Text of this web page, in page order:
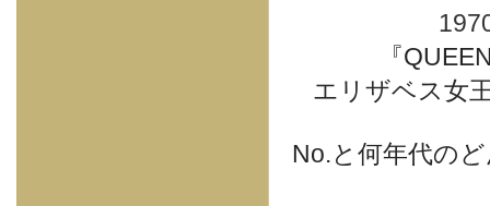
『
エリザベス女
No.と何年代の